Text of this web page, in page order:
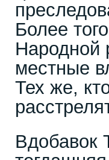
Более
Народной
местные
Тех же,
Вдобавок